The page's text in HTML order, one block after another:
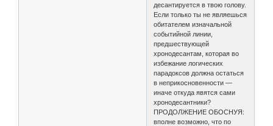
десантируется в твою голову.
Если только ты не являешься
обитателем изначальной
событийной линии,
предшествующей
хронодесантам, которая во
избежание логических
парадоксов должна остаться
в неприкосновенности —
иначе откуда явятся сами
хронодесантники?
ПРОДОЛЖЕНИЕ ОБОСНУЯ:
вполне возможно, что по